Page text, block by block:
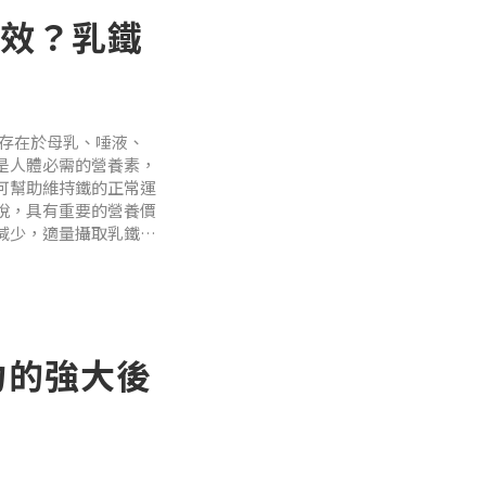
品，眼睛負擔大
機能！
素 等為主，這些成
？乳鐵
在於母乳、唾液、
體必需的營養素，
幫助維持鐵的正常運
，具有重要的營養價
少，適量攝取乳鐵蛋
強大後